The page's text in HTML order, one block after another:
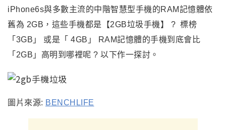
iPhone6s與多數主流的中階智慧型手機的RAM記憶體依
舊為 2GB，這些手機都是【2GB垃圾手機】 ? 標榜
「 3GB 」 或是 「 4GB 」
RAM記憶體的手機到底會比
「2GB」高明到哪裡呢 ? 以下作一探討。
圖片來源: BENCHLIFE